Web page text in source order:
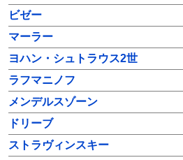
ビゼー
マーラー
ヨハン・シュトラウス2世
ラフマニノフ
メンデルスゾーン
ドリーブ
ストラヴィンスキー